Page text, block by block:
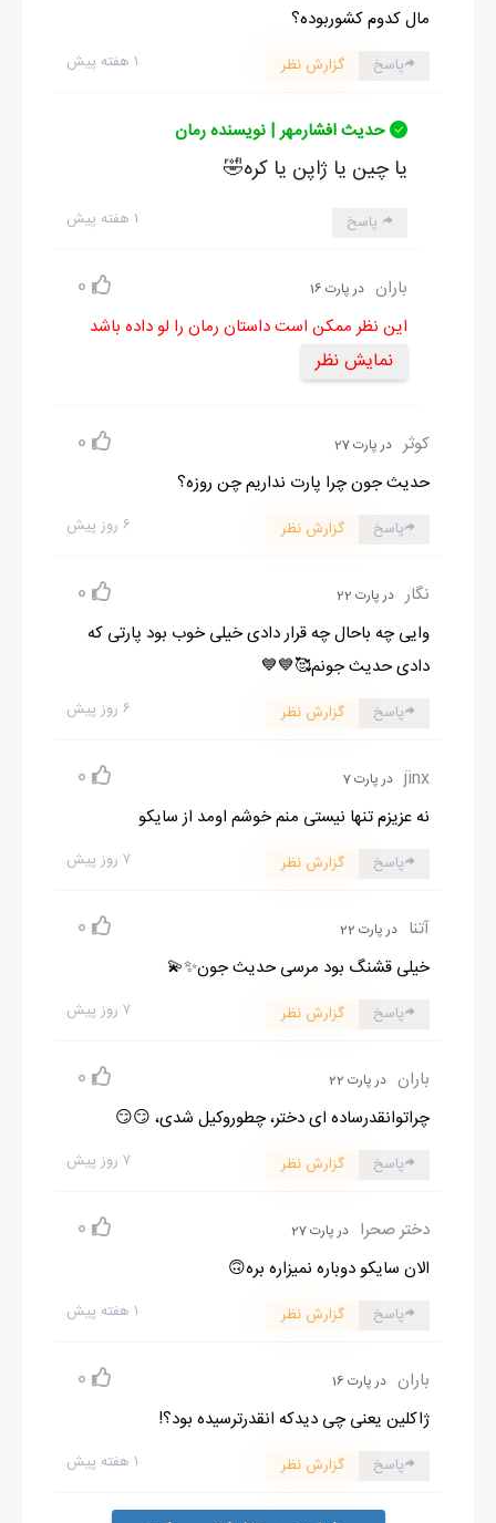
مال کدوم کشوربوده؟
۱ هفته پیش پاسخ گزارش نظر
حدیث افشارمهر | نویسنده رمان
یا چین یا ژاپن یا کره🤣
۱ هفته پیش پاسخ
باران در پارت 16 0
این نظر ممکن است داستان رمان را لو داده باشد
نمایش نظر
کوثر در پارت 27 0
حدیث جون چرا پارت نداریم چن روزه؟
۶ روز پیش پاسخ گزارش نظر
نگار در پارت 22 0
وایی چه باحال چه قرار دادی خیلی خوب بود پارتی که
دادی حدیث جونم🥰💙💙
۶ روز پیش پاسخ گزارش نظر
jinx در پارت 7 0
نه عزیزم تنها نیستی منم خوشم اومد از سایکو
۷ روز پیش پاسخ گزارش نظر
آتنا در پارت 22 0
خیلی قشنگ بود مرسی حدیث جون✨💫
۷ روز پیش پاسخ گزارش نظر
باران در پارت 22 0
چراتوانقدرساده ای دختر، چطوروکیل شدی، 😏😏
۷ روز پیش پاسخ گزارش نظر
دختر صحرا در پارت 27 0
الان سایکو دوباره نمیزاره بره🙃
۱ هفته پیش پاسخ گزارش نظر
باران در پارت 16 0
ژاکلین یعنی چی دیدکه انقدرترسیده بود؟!
۱ هفته پیش پاسخ گزارش نظر